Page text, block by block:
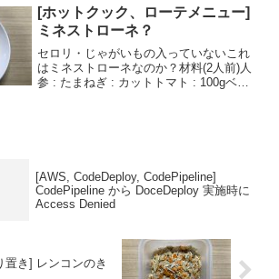
スタ : 100g水 : 150mlオ...
[ホットクック、ローテメニュー]
ミネストローネ？
セロリ・じゃがいもの入っていないこれ
はミネストローネなのか？材料(2人前)人
参 : たまねぎ : カットトマト : 100gベー
[AWS, CodeDeploy, CodePipeline]
CodePipeline から DoceDeploy 実施時に
Access Denied
置き] レンコンのき